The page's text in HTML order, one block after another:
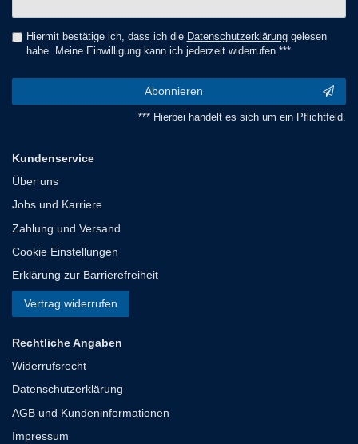
Hiermit bestätige ich, dass ich die Daten­schutz­erklärunggelesen
habe. Meine Einwilligung kann ich jederzeit widerrufen.***
Abonnieren
*** Hierbei handelt es sich um ein Pflichtfeld.
Kundenservice
Über uns
Jobs und Karriere
Zahlung und Versand
Cookie Einstellungen
Erklärung zur Barrierefreiheit
Vertrag widerrufen
Rechtliche Angaben
Widerrufsrecht
Datenschutzerklärung
AGB und Kundeninformationen
Impressum